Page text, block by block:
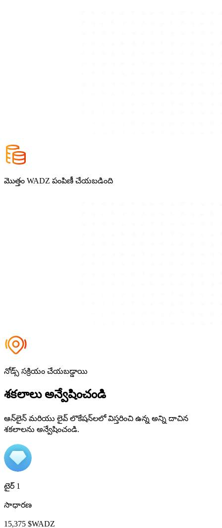
మొత్తం WADZ పంపిణీ చేయబడింది
నోడ్స్ సక్రియం చేయబడ్డాయి
శకలాలుఅన్వేషించండి
ఆన్‌లైన్ మరియు లైవ్ లొకేషన్‌లలో విస్తరించి ఉన్న అన్ని దాచిన
శకలాలను అన్వేషించండి.
టైర్ 1
సాధారణ
15,375 $WADZ